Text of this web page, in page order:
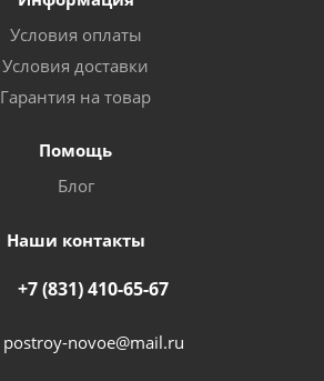
Условия оплаты
Условия доставки
Гарантия на товар
Помощь
Блог
Наши контакты
+7 (831) 410-65-67
postroy-novoe@mail.ru